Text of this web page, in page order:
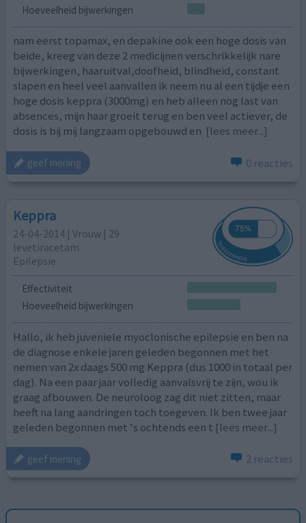
Hoeveelheid bijwerkingen
nam eerst topamax, en depakine ook een hoge dosis van
beide, kreeg van deze 2 medicijnen verschrikkelijk nare
bijwerkingen, haaruitval,doofheid, blindheid, constant
slapen en heel veel aanvallen ik neem nu al een tijdje een
hoge dosis keppra (3000mg) en heb alleen nog last van
absences, mijn haar groeit terug en ben veel actiever, de
dosis is bij mij langzaam opgebouwd en [lees meer...]
geef mening 0 reacties
Keppra
24-04-2014 | Vrouw | 29
levetiracetam
Epilepsie
Effectiviteit
Hoeveelheid bijwerkingen
Hallo, ik heb juveniele myoclonische epilepsie en ben na
de diagnose enkele jaren geleden begonnen met het
nemen van 2x daags 500 mg Keppra (dus 1000 in totaal per
dag). Na een paar jaar volledig aanvalsvrij te zijn, wou ik
graag afbouwen. De neuroloog zag dit niet zitten, maar
heeft na lang aandringen toch toegeven. Ik ben twee jaar
geleden begonnen met 's ochtends een t [lees meer...]
geef mening 2 reacties